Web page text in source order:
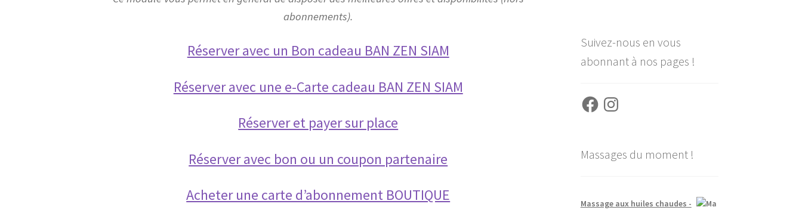
abonnements).
Réserver avec un Bon cadeau BAN ZEN SIAM
Réserver avec une e-Carte cadeau BAN ZEN SIAM
Réserver et payer sur place
Réserver avec bon ou un coupon partenaire
Acheter une carte d’abonnement BOUTIQUE
Suivez-nous en vous
abonnant à nos pages !
FacebookInstagram
Massages du moment !
Massage aux huiles chaudes -